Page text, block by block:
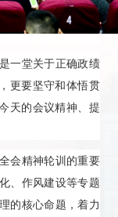
一堂关于正确政绩
更要坚守和体悟贯
天的会议精神、提
会精神轮训的重要
、作风建设等专题
的核心命题，着力